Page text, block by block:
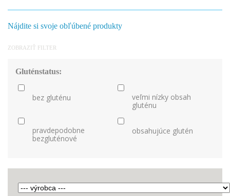
Nájdite si svoje obľúbené produkty
ZOBRAZIŤ FILTER
Gluténstatus:
bez gluténu
veľmi nízky obsah
gluténu
pravdepodobne
bezgluténové
obsahujúce glutén